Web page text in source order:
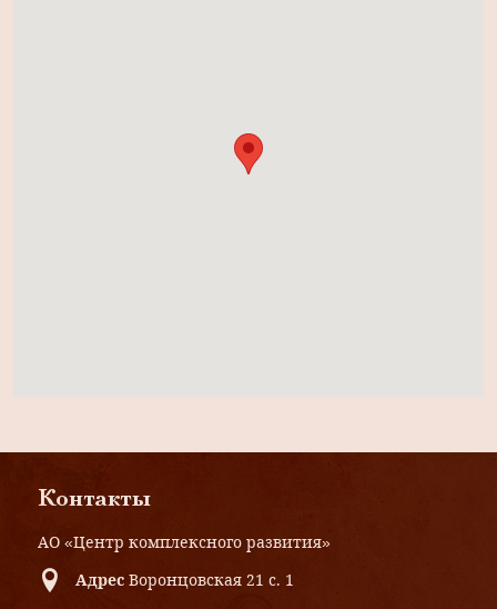
Контакты
АО «Центр комплексного развития»
Адрес Воронцовская 21 с. 1